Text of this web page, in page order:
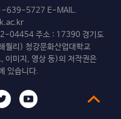
639-5727 E-MAIL.
04454 주소 : 17390 경기도
리) 청강문화산업대학교
이미지, 영상 등)의 저작권은
있습니다.